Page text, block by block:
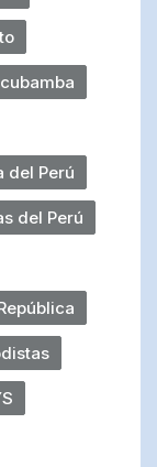
del Perú
del Perú